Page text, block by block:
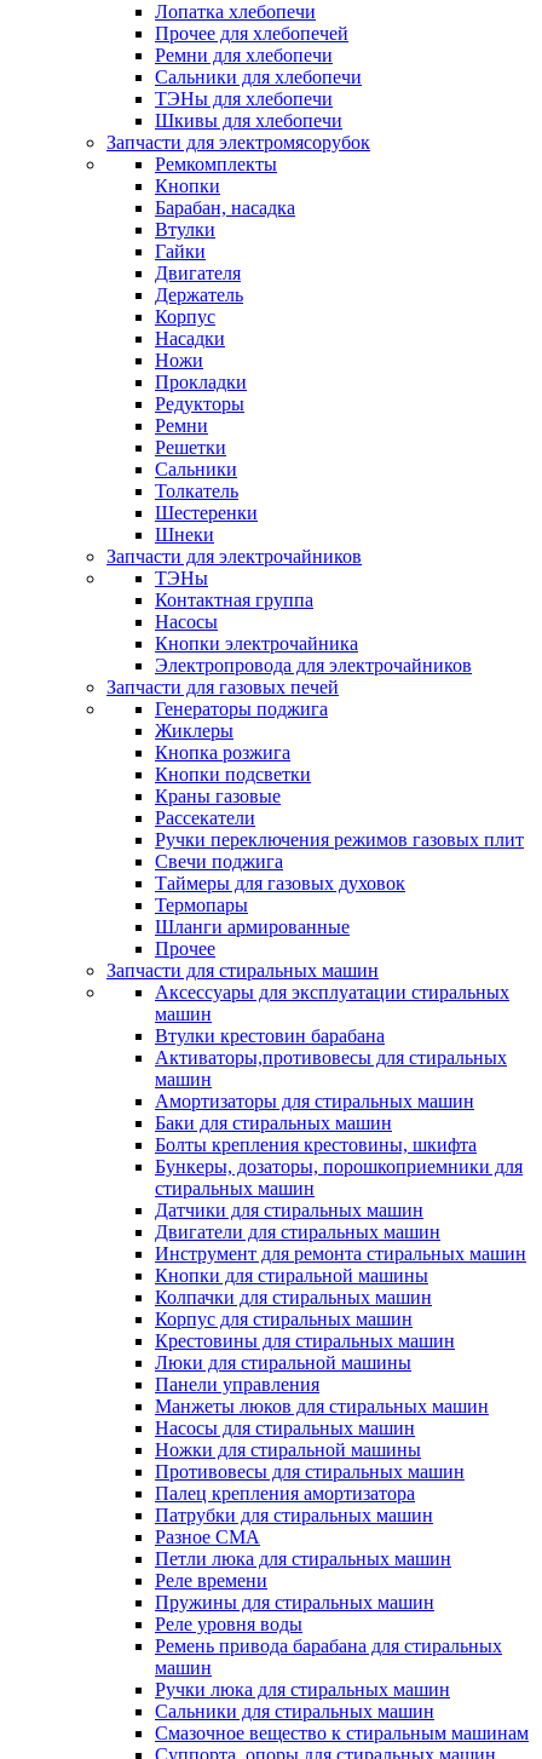
Лопатка хлебопечи
Прочее для хлебопечей
Ремни для хлебопечи
Сальники для хлебопечи
ТЭНы для хлебопечи
Шкивы для хлебопечи
Запчасти для электромясорубок
Ремкомплекты
Кнопки
Барабан, насадка
Втулки
Гайки
Двигателя
Держатель
Корпус
Насадки
Ножи
Прокладки
Редукторы
Ремни
Решетки
Сальники
Толкатель
Шестеренки
Шнеки
Запчасти для электрочайников
ТЭНы
Контактная группа
Насосы
Кнопки электрочайника
Электропровода для электрочайников
Запчасти для газовых печей
Генераторы поджига
Жиклеры
Кнопка розжига
Кнопки подсветки
Краны газовые
Рассекатели
Ручки переключения режимов газовых плит
Свечи поджига
Таймеры для газовых духовок
Термопары
Шланги армированные
Прочее
Запчасти для стиральных машин
Аксессуары для эксплуатации стиральных
машин
Втулки крестовин барабана
Активаторы,противовесы для стиральных
машин
Амортизаторы для стиральных машин
Баки для стиральных машин
Болты крепления крестовины, шкифта
Бункеры, дозаторы, порошкоприемники для
стиральных машин
Датчики для стиральных машин
Двигатели для стиральных машин
Инструмент для ремонта стиральных машин
Кнопки для стиральной машины
Колпачки для стиральных машин
Корпус для стиральных машин
Крестовины для стиральных машин
Люки для стиральной машины
Панели управления
Манжеты люков для стиральных машин
Насосы для стиральных машин
Ножки для стиральной машины
Противовесы для стиральных машин
Палец крепления амортизатора
Патрубки для стиральных машин
Разное СМА
Петли люка для стиральных машин
Реле времени
Пружины для стиральных машин
Реле уровня воды
Ремень привода барабана для стиральных
машин
Ручки люка для стиральных машин
Сальники для стиральных машин
Смазочное вещество к стиральным машинам
Суппорта, опоры для стиральных машин